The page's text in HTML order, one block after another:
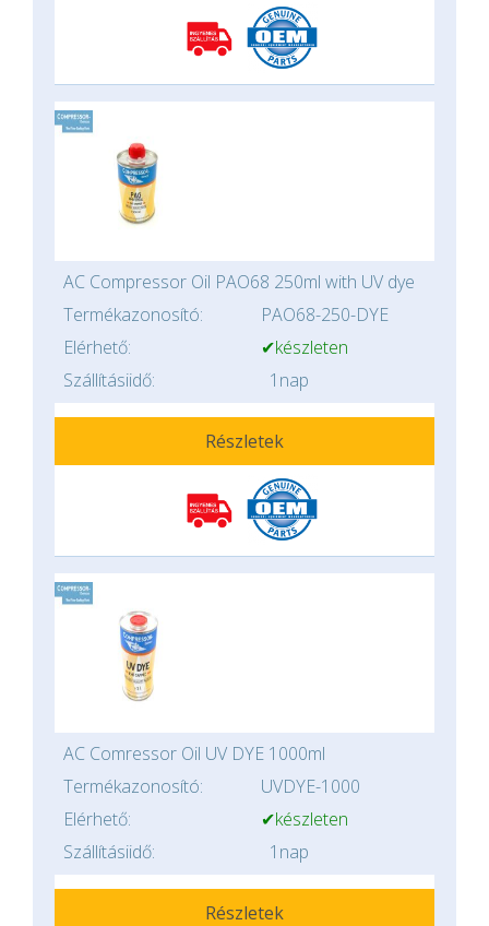
AC Compressor Oil PAO68 250ml with UV dye
Termékazonosító:
PAO68-250-DYE
Elérhető:
✔készleten
Szállításiidő:
1nap
Részletek
AC Comressor Oil UV DYE 1000ml
Termékazonosító:
UVDYE-1000
Elérhető:
✔készleten
Szállításiidő:
1nap
Részletek